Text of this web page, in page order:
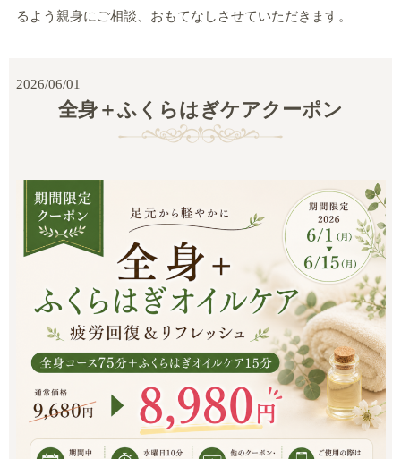
るよう親身にご相談、おもてなしさせていただきます。
2026/06/01
全身＋ふくらはぎケアクーポン